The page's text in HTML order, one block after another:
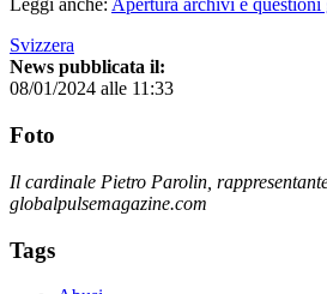
Leggi anche: Apertura archivi e
Svizzera
News pubblicata il:
08/01/2024 alle 11:33
Foto
Il cardinale Pietro Parolin,
globalpulsemagazine.com
Tags